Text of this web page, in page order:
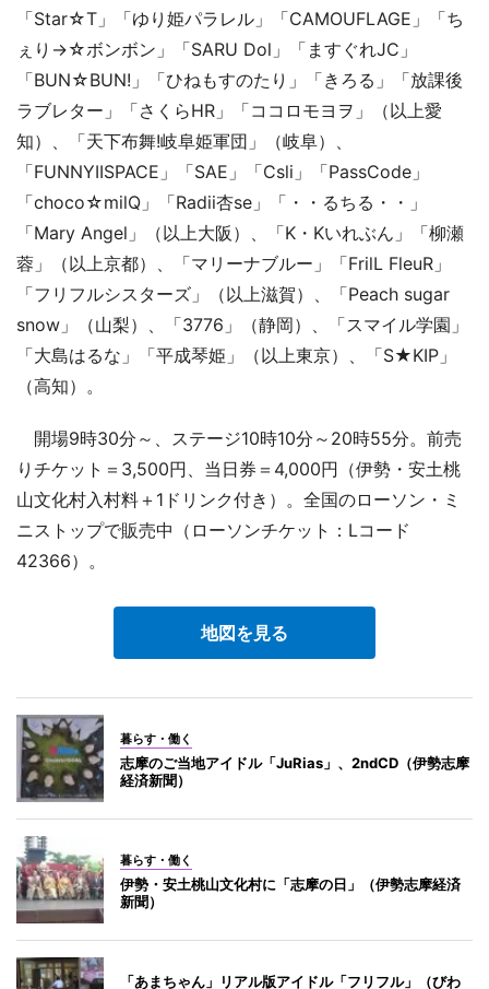
「Star☆T」「ゆり姫パラレル」「CAMOUFLAGE」「ち
ぇり→☆ボンボン」「SARU Dol」「ますぐれJC」
「BUN☆BUN!」「ひねもすのたり」「きろる」「放課後
ラブレター」「さくらHR」「ココロモヨヲ」（以上愛
知）、「天下布舞!岐阜姫軍団」（岐阜）、
「FUNNYIISPACE」「SAE」「Csli」「PassCode」
「choco☆milQ」「Radii杏se」「・・るちる・・」
「Mary Angel」（以上大阪）、「K・Kいれぶん」「柳瀬
蓉」（以上京都）、「マリーナブルー」「FrilL FleuR」
「フリフルシスターズ」（以上滋賀）、「Peach sugar
snow」（山梨）、「3776」（静岡）、「スマイル学園」
「大島はるな」「平成琴姫」（以上東京）、「S★KIP」
（高知）。
開場9時30分～、ステージ10時10分～20時55分。前売
りチケット＝3,500円、当日券＝4,000円（伊勢・安土桃
山文化村入村料＋1ドリンク付き）。全国のローソン・ミ
ニストップで販売中（ローソンチケット：Lコード
42366）。
地図を見る
暮らす・働く
志摩のご当地アイドル「JuRias」、2ndCD（伊勢志摩
経済新聞）
暮らす・働く
伊勢・安土桃山文化村に「志摩の日」（伊勢志摩経済
新聞）
「あまちゃん」リアル版アイドル「フリフル」（びわ